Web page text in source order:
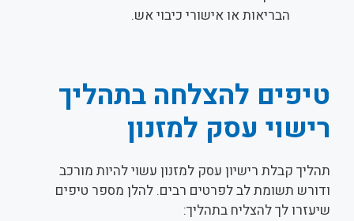
הבריאות או אישורי כיבוי אש.
טיפים להצלחה בתהליך
רישוי עסק למזנון
תהליך קבלת רישיון עסק למזנון עשוי להיות מורכב
ודורש תשומת לב לפרטים רבים. להלן מספר טיפים
שיעזרו לך להצליח בתהליך: